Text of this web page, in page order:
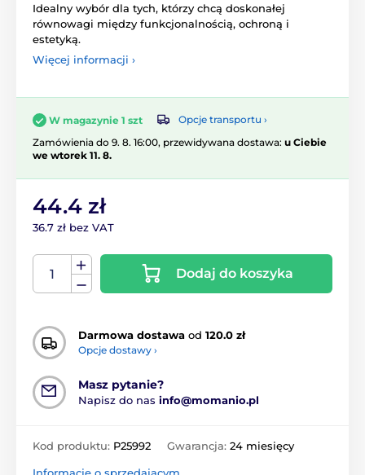
Idealny wybór dla tych, którzy chcą doskonałej
równowagi między funkcjonalnością, ochroną i
estetyką.
Więcej informacji ›
W magazynie 1 szt
Opcje transportu ›
Zamówienia do 9. 8. 16:00, przewidywana dostawa: u Ciebie
we wtorek 11. 8.
44.4 zł
36.7 zł bez VAT
Dodaj do koszyka
Darmowa dostawa od 120.0 zł
Opcje dostawy ›
Masz pytanie?
Napisz do nas info@momanio.pl
Kod produktu: P25992 Gwarancja: 24 miesięcy